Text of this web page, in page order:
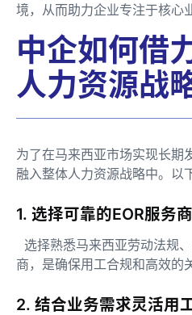
境，从而助力企业专注于核心
中企如何借
人力资源战
为了在马来西亚市场实现长期
融入整体人力资源战略中。以
1. 选择可靠的EOR服务商
选择熟悉马来西亚劳动法规
商，是确保用工合规和高效的
2. 结合业务需求灵活用